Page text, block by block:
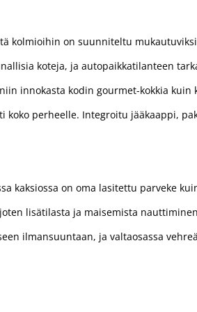
kolmioihin on suunniteltu
koteja, ja autopaikkatilanteen
innokasta kodin gourmet-kokkia kuin
koko perheelle. Integroitu jääkaappi,
kaksiossa on oma lasitettu parveke
lisätilasta ja maisemista
ilmansuuntaan, ja valtaosassa